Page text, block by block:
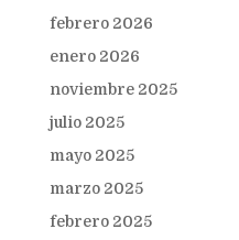
febrero 2026
enero 2026
noviembre 2025
julio 2025
mayo 2025
marzo 2025
febrero 2025